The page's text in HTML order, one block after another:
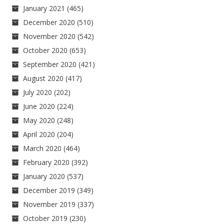
January 2021 (465)
December 2020 (510)
November 2020 (542)
October 2020 (653)
September 2020 (421)
August 2020 (417)
July 2020 (202)
June 2020 (224)
May 2020 (248)
April 2020 (204)
March 2020 (464)
February 2020 (392)
January 2020 (537)
December 2019 (349)
November 2019 (337)
October 2019 (230)